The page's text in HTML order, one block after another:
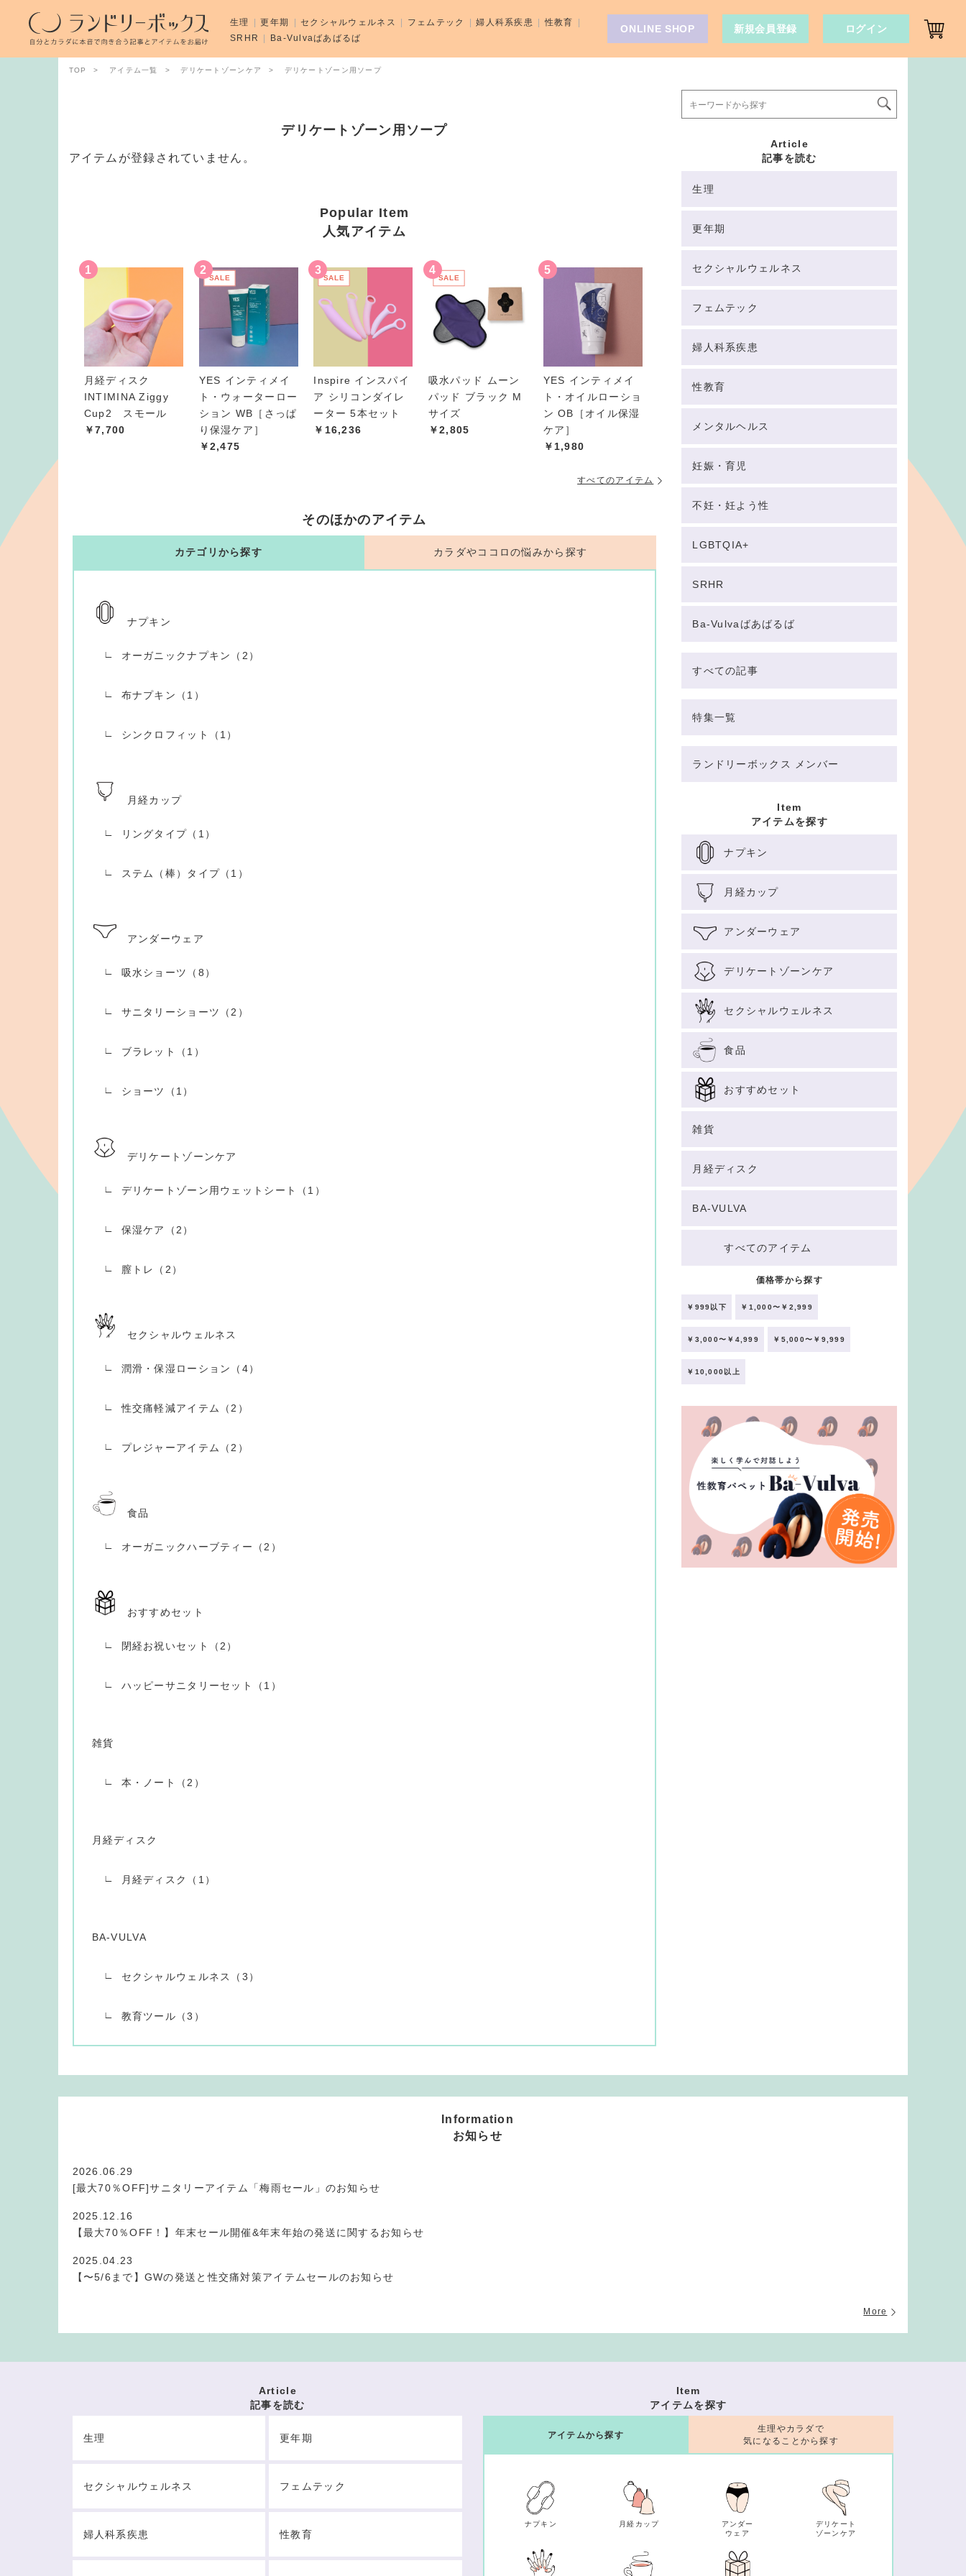
TOP アイテム一覧 デリケートゾーンケア デリケートゾーン用ソープ
デリケートゾーン用ソープ
アイテムが登録されていません。
Popular Item
人気アイテム
月経ディスク
INTIMINA Ziggy
Cup2 スモール
￥7,700
SALE
YES インティメイ
ト・ウォーターロー
ション WB［さっぱ
り保湿ケア］
￥2,475
SALE
Inspire インスパイ
ア シリコンダイレ
ーター 5本セット
￥16,236
SALE
吸水パッド ムーン
パッド ブラック M
サイズ
￥2,805
YES インティメイ
ト・オイルローショ
ン OB［オイル保湿
ケア］
￥1,980
すべてのアイテム
そのほかのアイテム
カテゴリから探す
ナプキン
オーガニックナプキン（2）
布ナプキン（1）
シンクロフィット（1）
月経カップ
リングタイプ（1）
ステム（棒）タイプ（1）
アンダーウェア
吸水ショーツ（8）
サニタリーショーツ（2）
ブラレット（1）
ショーツ（1）
デリケートゾーンケア
デリケートゾーン用ウェットシート（1）
保湿ケア（2）
膣トレ（2）
セクシャルウェルネス
潤滑・保湿ローション（4）
性交痛軽減アイテム（2）
プレジャーアイテム（2）
食品
オーガニックハーブティー（2）
おすすめセット
閉経お祝いセット（2）
ハッピーサニタリーセット（1）
雑貨
本・ノート（2）
月経ディスク
月経ディスク（1）
BA-VULVA
セクシャルウェルネス（3）
教育ツール（3）
カラダやココロの悩みから探す
Article
記事を読む
生理
更年期
セクシャルウェルネス
フェムテック
婦人科系疾患
性教育
メンタルヘルス
妊娠・育児
不妊・妊よう性
LGBTQIA+
SRHR
Ba-Vulvaばあばるば
すべての記事
特集一覧
ランドリーボックス メンバー
Item
アイテムを探す
ナプキン
月経カップ
アンダーウェア
デリケートゾーンケア
セクシャルウェルネス
食品
おすすめセット
雑貨
月経ディスク
BA-VULVA
すべてのアイテム
価格帯から探す
￥999以下 ￥1,000〜￥2,999
￥3,000〜￥4,999 ￥5,000〜￥9,999
￥10,000以上
Information
お知らせ
2026.06.29
[最大70％OFF]サニタリーアイテム「梅雨セール」のお知らせ
2025.12.16
【最大70％OFF！】年末セール開催&年末年始の発送に関するお知らせ
2025.04.23
【〜5/6まで】GWの発送と性交痛対策アイテムセールのお知らせ
More
Article
記事を読む
生理 更年期
セクシャルウェルネス フェムテック
婦人科系疾患 性教育
Item
アイテムを探す
アイテムから探す
ナプキン 月経カップ
アンダー
ウェア
デリケート
ゾーンケア
生理やカラダで
気になることから探す
生理 更年期 セクシャルウェルネス フェムテック 婦人科系疾患
性教育
SRHR
Ba-Vulvaばあばるば
ONLINE SHOP 新規会員登録 ログイン